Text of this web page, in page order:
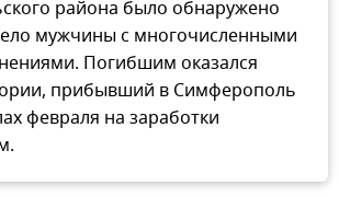
района было обнаружено
мужчины с многочисленными
Погибшим оказался
прибывший в Симферополь
февраля на заработки